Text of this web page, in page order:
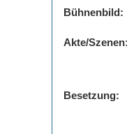
Bühnenbild:
Akte/Szenen:
Besetzung: